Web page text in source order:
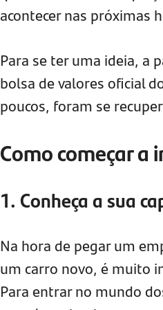
acontecer nas próximas
Para se ter uma ideia, a
bolsa de valores oficial
poucos, foram se
Como começar a
1. Conheça a sua
Na hora de pegar um
um carro novo, é muito
Para entrar no mundo